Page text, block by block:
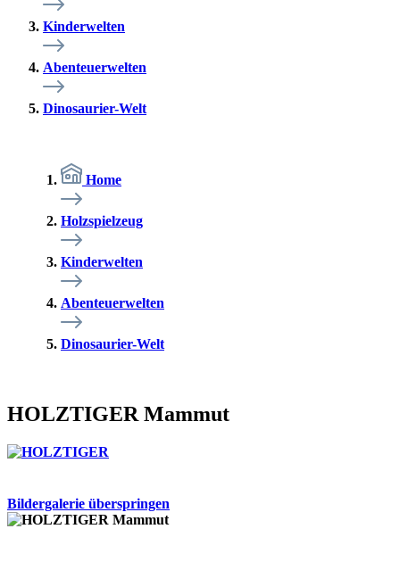
Kinderwelten
Abenteuerwelten
Dinosaurier-Welt
Home
Holzspielzeug
Kinderwelten
Abenteuerwelten
Dinosaurier-Welt
HOLZTIGER Mammut
Bildergalerie überspringen